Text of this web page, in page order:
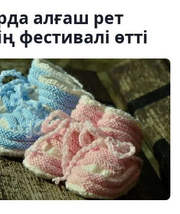
алғаш рет
фестивалі өтті